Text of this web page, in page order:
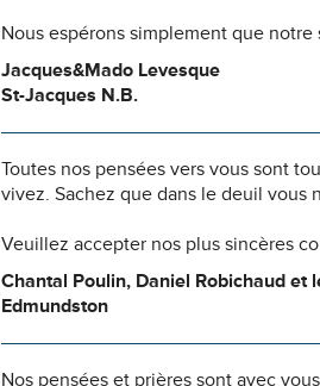
Nous espérons simplement que
Jacques&Mado Levesque
St-Jacques N.B.
Toutes nos pensées vers vous sont
vivez. Sachez que dans le deuil vous
Veuillez accepter nos plus sincères
Chantal Poulin, Daniel Robichaud et
Edmundston
Nos pensées et prières sont avec